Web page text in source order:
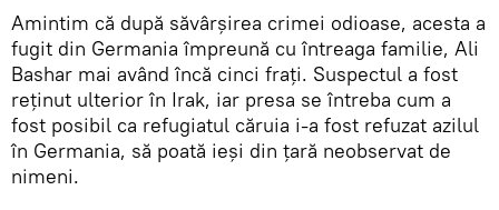
Amintim că după săvârşirea crimei odioase, acesta a
fugit din Germania împreună cu întreaga familie, Ali
Bashar mai având încă cinci fraţi. Suspectul a fost
reţinut ulterior în Irak, iar presa se întreba cum a
fost posibil ca refugiatul căruia i-a fost refuzat azilul
în Germania, să poată ieşi din ţară neobservat de
nimeni.